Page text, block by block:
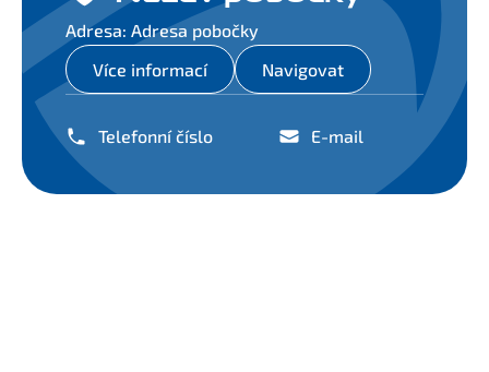
Adresa: Adresa pobočky
Více informací
Navigovat
Telefonní číslo E-mail